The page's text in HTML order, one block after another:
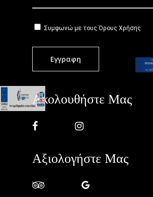
Συμφωνώ με τους Όρους Χρήσης
Ακολουθήστε Μας
Αξιολογήστε Μας